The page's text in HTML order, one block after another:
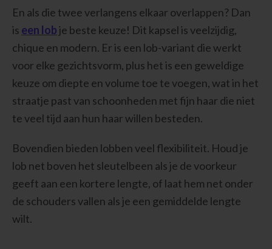
En als die twee verlangens elkaar overlappen? Dan
is een lobje beste keuze! Dit kapsel is veelzijdig,
chique en modern. Er is een lob-variant die werkt
voor elke gezichtsvorm, plus het is een geweldige
keuze om diepte en volume toe te voegen, wat in het
straatje past van schoonheden met fijn haar die niet
te veel tijd aan hun haar willen besteden.
Bovendien bieden lobben veel flexibiliteit. Houd je
lob net boven het sleutelbeen als je de voorkeur
geeft aan een kortere lengte, of laat hem net onder
de schouders vallen als je een gemiddelde lengte
wilt.